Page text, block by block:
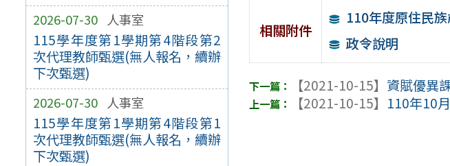
2026-07-30 人事室
115學年度第1學期第4階段第2
次代理教師甄選(無人報名，續辦
下次甄選)
2026-07-30 人事室
115學年度第1學期第4階段第1
次代理教師甄選(無人報名，續辦
下次甄選)
相關附件
110年度原住民
政令說明
【2021-10-15】 資賦優異
【2021-10-15】 110年10